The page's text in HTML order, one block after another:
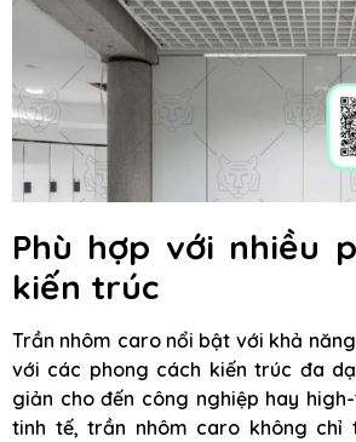
Phù hợp với nhiều
kiến trúc
Trần nhôm caro nổi bật với khả
với các phong cách kiến trúc đa
giản cho đến công nghiệp hay
tinh tế, trần nhôm caro không chỉ